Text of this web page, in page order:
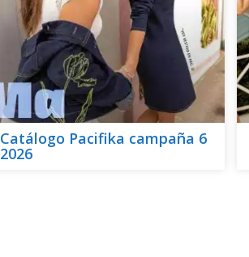
Catálogo Pacifika campaña 6
2026